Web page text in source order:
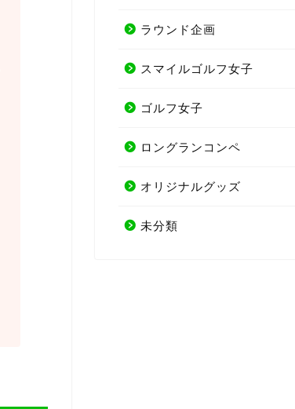
ラウンド企画
スマイルゴルフ女子
ゴルフ女子
ロングランコンペ
オリジナルグッズ
未分類